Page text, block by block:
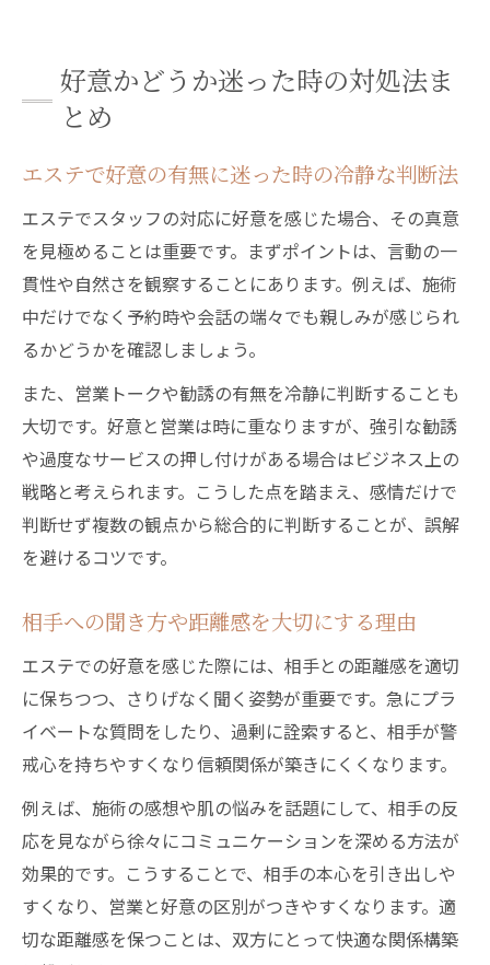
好意かどうか迷った時の対処法ま
とめ
エステで好意の有無に迷った時の冷静な判断法
エステでスタッフの対応に好意を感じた場合、その真意
を見極めることは重要です。まずポイントは、言動の一
貫性や自然さを観察することにあります。例えば、施術
中だけでなく予約時や会話の端々でも親しみが感じられ
るかどうかを確認しましょう。
また、営業トークや勧誘の有無を冷静に判断することも
大切です。好意と営業は時に重なりますが、強引な勧誘
や過度なサービスの押し付けがある場合はビジネス上の
戦略と考えられます。こうした点を踏まえ、感情だけで
判断せず複数の観点から総合的に判断することが、誤解
を避けるコツです。
相手への聞き方や距離感を大切にする理由
エステでの好意を感じた際には、相手との距離感を適切
に保ちつつ、さりげなく聞く姿勢が重要です。急にプラ
イベートな質問をしたり、過剰に詮索すると、相手が警
戒心を持ちやすくなり信頼関係が築きにくくなります。
例えば、施術の感想や肌の悩みを話題にして、相手の反
応を見ながら徐々にコミュニケーションを深める方法が
効果的です。こうすることで、相手の本心を引き出しや
すくなり、営業と好意の区別がつきやすくなります。適
切な距離感を保つことは、双方にとって快適な関係構築